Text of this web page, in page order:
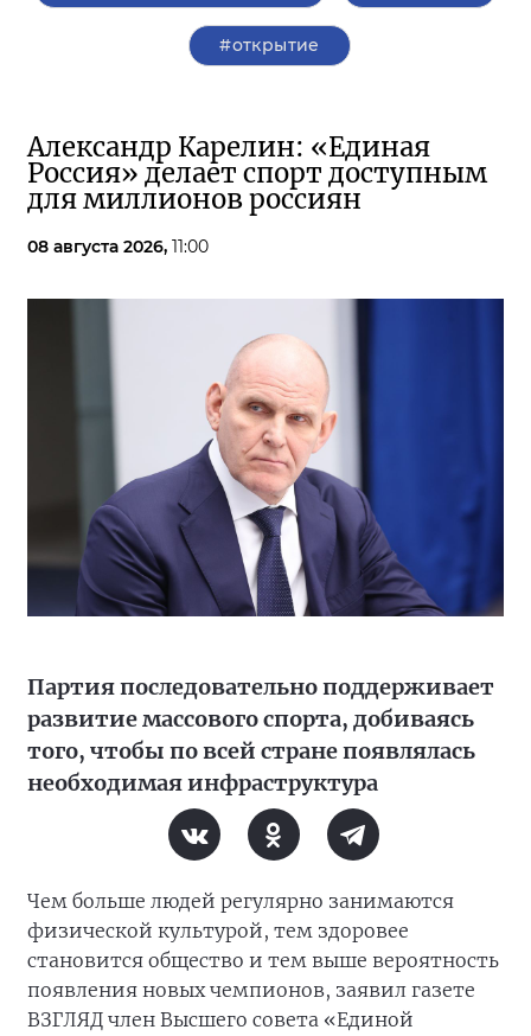
#открытие
Александр Карелин: «Единая
Россия» делает спорт доступным
для миллионов россиян
08 августа 2026, 11:00
Партия последовательно поддерживает
развитие массового спорта, добиваясь
того, чтобы по всей стране появлялась
необходимая инфраструктура
Чем больше людей регулярно занимаются
физической культурой, тем здоровее
становится общество и тем выше вероятность
появления новых чемпионов, заявил газете
ВЗГЛЯД член Высшего совета «Единой